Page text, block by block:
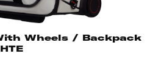
Wheels / Backpack